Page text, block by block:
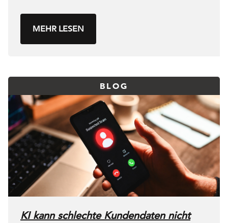
MEHR LESEN
BLOG
KI kann schlechte Kundendaten nicht